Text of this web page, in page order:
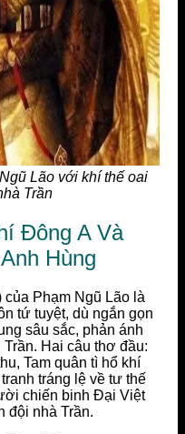
Lão với khí thế oai
Trần
Đông A Và
Hùng
của Phạm Ngũ Lão là
tứ tuyệt, dù ngắn gọn
sâu sắc, phản ánh
Hai câu thơ đầu:
Tam quân tì hổ khí
tráng lệ về tư thế
chiến binh Đại Việt
đội nhà Trần.